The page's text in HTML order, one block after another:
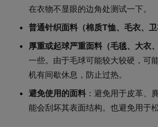
在衣物不显眼的边角处测试一下。
普通针织面料（棉质T恤、毛衣、卫
厚重或起球严重面料（毛毯、大衣
一些。由于毛球可能较大较硬，可
机有间歇休息，防止过热。
避免使用的面料 ：避免用于皮革、
能会刮坏其表面结构。也避免用于